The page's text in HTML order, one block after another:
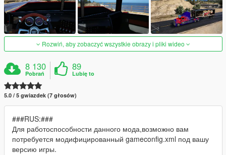
Rozwiń, aby zobaczyć wszystkie obrazy i pliki wideo
8 130
Pobrań
89
Lubię to
5.0 / 5 gwiazdek (7 głosów)
###RUS:###
Для работоспособности данного мода,возможно вам
потребуется модифицированный gameconfig.xml под вашу
версию игры.